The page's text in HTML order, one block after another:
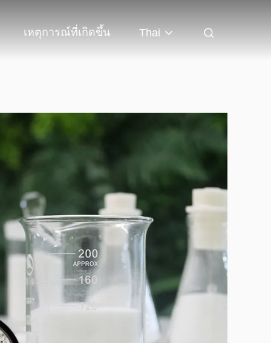
เหตุการณ์ที่เกิดขึ้น Thai